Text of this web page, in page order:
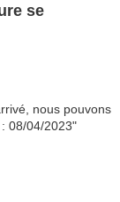
se